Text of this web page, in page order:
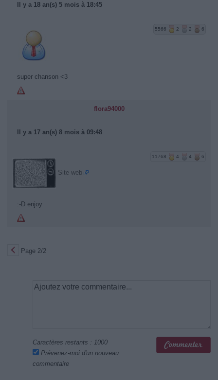
Il y a 18 an(s) 5 mois à 18:45
5566 2 2 6
super chanson <3
flora94000
Il y a 17 an(s) 8 mois à 09:48
11768 4 4 6
Site web
:-D enjoy
Page 2/2
Caractères restants : 1000
Prévenez-moi d'un nouveau
commentaire